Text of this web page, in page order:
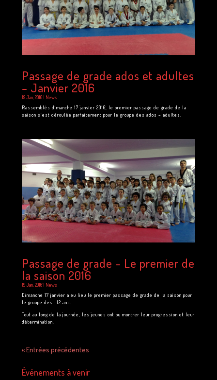
Passage de grade ados et adultes
– Janvier 2016
19 Jan, 2016|
News
Rassemblés dimanche 17 janvier 2016, le premier passage de grade de la
saison s’est déroulée parfaitement pour le groupe des ados – adultes.
Passage de grade – Le premier de
la saison 2016
19 Jan, 2016| News
Dimanche 17 janvier a eu lieu le premier passage de grade de la saison pour
le groupe des -12 ans.
Tout au long de la journée, les jeunes ont pu montrer leur progression et leur
détermination.
« Entrées précédentes
Événements à venir